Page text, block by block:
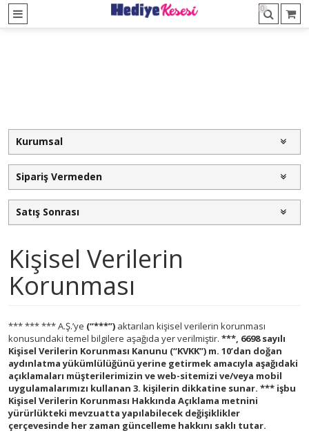
0
Kurumsal
Sipariş Vermeden
Satış Sonrası
Kişisel Verilerin
Korunması
*** *** *** A.Ş.’ye (“***”) aktarılan kişisel verilerin korunması
konusundaki temel bilgilere aşağıda yer verilmiştir. ***, 6698 sayılı
Kişisel Verilerin Korunması Kanunu (“KVKK”) m. 10’dan doğan
aydınlatma yükümlülüğünü yerine getirmek amacıyla aşağıdaki
açıklamaları müşterilerimizin ve web-sitemizi ve/veya mobil
uygulamalarımızı kullanan 3. kişilerin dikkatine sunar. *** işbu
Kişisel Verilerin Korunması Hakkında Açıklama metnini
yürürlükteki mevzuatta yapılabilecek değişiklikler
çerçevesinde her zaman güncelleme hakkını saklı tutar.